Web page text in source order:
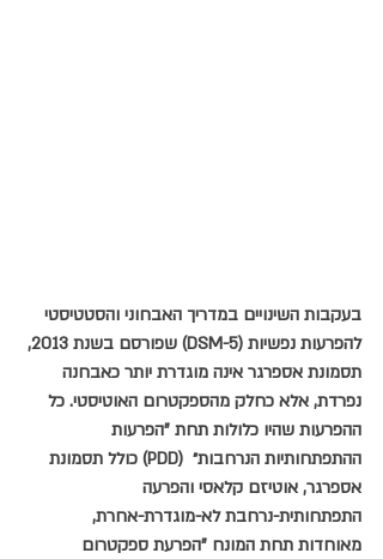
בעקבות השינויים במדריך האבחוני והסטטיסטי
להפרעות נפשיות (DSM-5) שפורסם בשנת 2013,
תסמונת אספרגר אינה מוגדרת יותר כאבחנה
נפרדת, אלא כחלק מהספקטרום האוטיסטי. כל
ההפרעות שהיו כלולות תחת "הפרעות
ההתפתחותיות הנרחבות״  (PDD) כולל תסמונת
אספרגר, אוטיזם קלאסי והפרעה
התפתחותית-נרחבת לא-מוגדרת-אחרת,
מאוחדות תחת המונח "הפרעת ספקטרום